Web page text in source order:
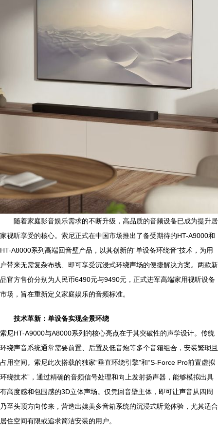
随着家庭影音娱乐需求的不断升级，高品质的音频设备已成为提升居
家视听享受的核心。索尼正式在中国市场推出了备受期待的HT-A9000和
HT-A8000系列高端回音壁产品，以其创新的“单设备环绕音”技术，为用
户带来无需复杂布线、即可享受沉浸式环绕声场的便捷解决方案。两款新
品官方售价分别为人民币6490元与9490元，正式进军高端家用视听设备
市场，旨在重新定义家庭娱乐的音频标准。
技术革新：单设备实现全景环绕
索尼HT-A9000与A8000系列的核心亮点在于其突破性的声学设计。传统
环绕声音系统通常需要前置、后置及低音炮等多个音箱组合，安装繁琐且
占用空间。索尼此次搭载的独家“垂直环绕引擎”和“S-Force Pro前置虚拟
环绕技术”，通过精确的音频信号处理和向上发射扬声器，能够模拟出具
有高度感和包围感的3D立体声场。仅凭回音壁主体，即可让声音从四周
乃至头顶方向传来，营造出媲美多音箱系统的沉浸式听觉体验，尤其适合
居住空间有限或追求简洁安装的用户。